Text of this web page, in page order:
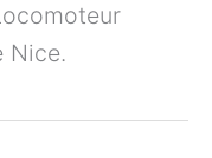
Nice.